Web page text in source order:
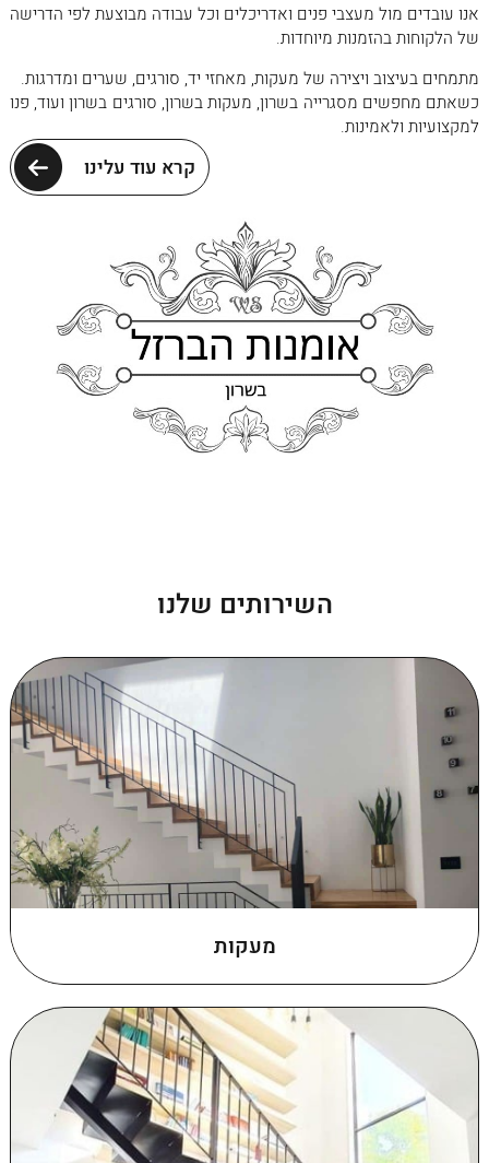
אנו עובדים מול מעצבי פנים ואדריכלים וכל עבודה מבוצעת לפי הדרישה
של הלקוחות בהזמנות מיוחדות.
מתמחים בעיצוב ויצירה של מעקות, מאחזי יד, סורגים, שערים ומדרגות.
כשאתם מחפשים מסגרייה בשרון, מעקות בשרון, סורגים בשרון ועוד, פנו
למקצועיות ולאמינות.
קרא עוד עלינו
השירותים שלנו
מעקות